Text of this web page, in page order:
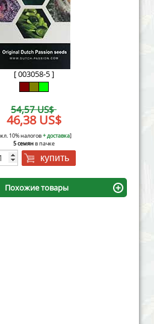
Victory Seeds
Vision Seeds
White Label Seeds
World of Seeds
CBD Industrial Hemp
[ 003058-5 ]
54,57 US$
46,38 US$
10% налогов+ доставка]
5 семянв пачке
купить
Похожие товары